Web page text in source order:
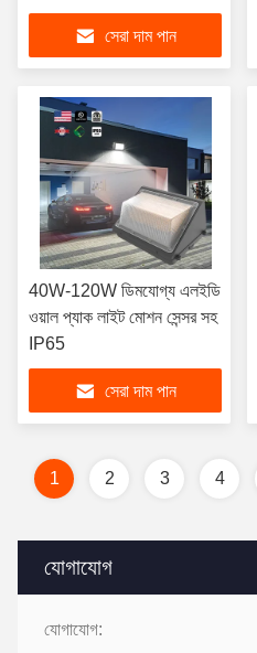
যোগাযোগ
যোগাযোগ:
সেরা দাম পান
40W-120W ডিমযোগ্য এলইডি
ওয়াল প্যাক লাইট মোশন সেন্সর সহ
IP65
সেরা দাম পান
1 2 3 4